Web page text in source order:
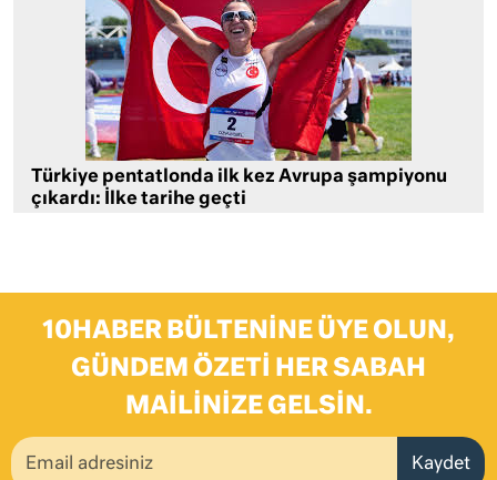
Türkiye pentatlonda ilk kez Avrupa şampiyonu
çıkardı: İlke tarihe geçti
10HABER BÜLTENINE ÜYE OLUN,
GÜNDEM ÖZETI HER SABAH
MAILINIZE GELSIN.
Kaydet